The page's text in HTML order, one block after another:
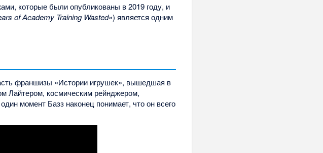
которые были опубликованы в 2019 году, и
of Academy Training Wasted») является одним
франшизы «Истории игрушек», вышедшая в
Лайтером, космическим рейнджером,
момент Базз наконец понимает, что он всего